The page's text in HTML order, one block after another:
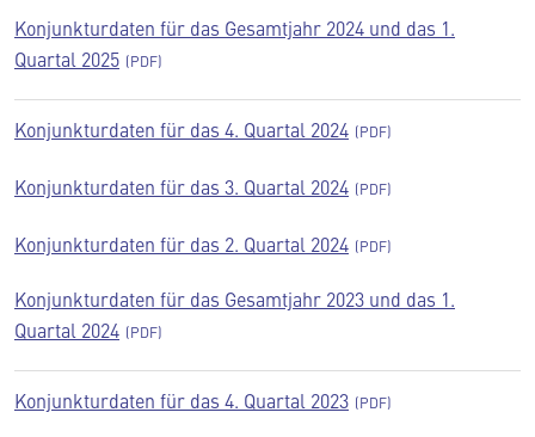
Konjunkturdaten für das Gesamtjahr 2024 und das 1.
Quartal 2025
Konjunkturdaten für das 4. Quartal 2024
Konjunkturdaten für das 3. Quartal 2024
Konjunkturdaten für das 2. Quartal 2024
Konjunkturdaten für das Gesamtjahr 2023 und das 1.
Quartal 2024
Konjunkturdaten für das 4. Quartal 2023